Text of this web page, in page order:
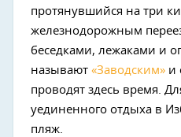
протянувшийся на три
железнодорожным
беседками, лежаками и
называют «Заводским» и
проводят здесь время.
уединенного отдыха в
пляж.